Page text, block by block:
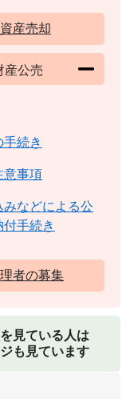
産売却
産公売
続き
意事項
みなどによる公
手続き
者の募集
見ている人は
も見ています